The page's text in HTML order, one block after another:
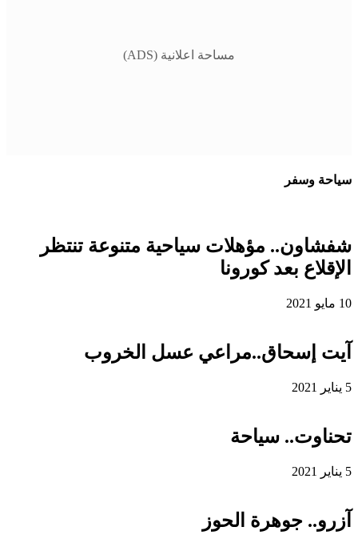
مساحة اعلانية (ADS)
سياحة وسفر
شفشاون.. مؤهلات سياحية متنوعة تنتظر
الإقلاع بعد كورونا
10 مايو 2021
آيت إسحاق..مراعي عسل الخروب
5 يناير 2021
تحناوت.. سياحة
5 يناير 2021
آزرو.. جوهرة الحوز